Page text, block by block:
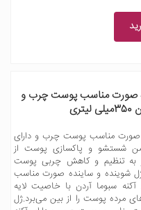
صورت مناسب پوست چرب و
صورت مناسب پوست چرب و دارای
شستشو و پاکسازی پوست از
به تنظیم و کاهش چربی پوست
شوینده و ساینده صورت مناسب
سبوما آردن با خاصیت لایه
مرده پوست را از بین می‌برد.ژل